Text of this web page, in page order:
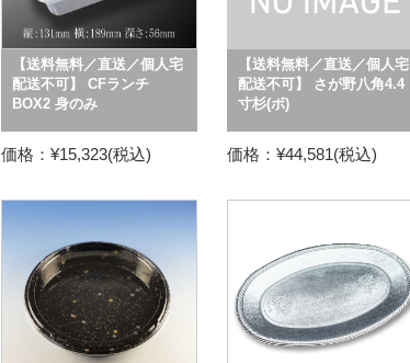
【送料無料／直送／個人宅
配送不可】 CFランチ
BOX2 身のみ
価格：¥15,323(税込)
【送料無料／直送／個人宅
配送不可】 さが野八角4.4
寸杉(ボ)
価格：¥44,581(税込)